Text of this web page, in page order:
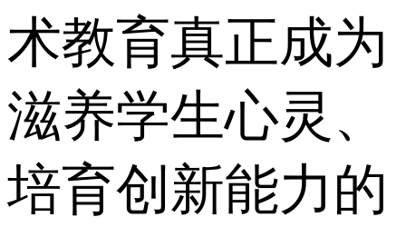
术教育真正成为
滋养学生心灵、
培育创新能力的